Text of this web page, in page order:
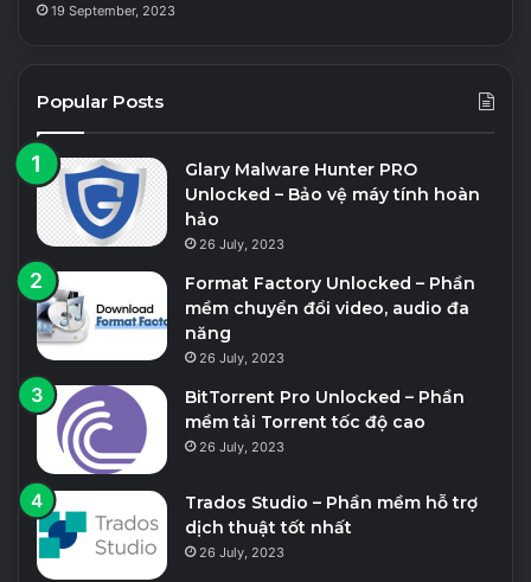
19 September, 2023
Popular Posts
Glary Malware Hunter PRO
Unlocked – Bảo vệ máy tính hoàn
hảo
26 July, 2023
Format Factory Unlocked – Phần
mềm chuyển đổi video, audio đa
năng
26 July, 2023
BitTorrent Pro Unlocked – Phần
mềm tải Torrent tốc độ cao
26 July, 2023
Trados Studio – Phần mềm hỗ trợ
dịch thuật tốt nhất
26 July, 2023